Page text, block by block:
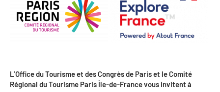
Bilan des actions de professionnalisation
Améliorer l’expérience de vos visiteurs
Améliorer la qualité
Golfs
City Tours
Logistique
L’Office du Tourisme et des Congrès de Paris et le Comité
Régional du Tourisme Paris Île-de-France vous invitent à